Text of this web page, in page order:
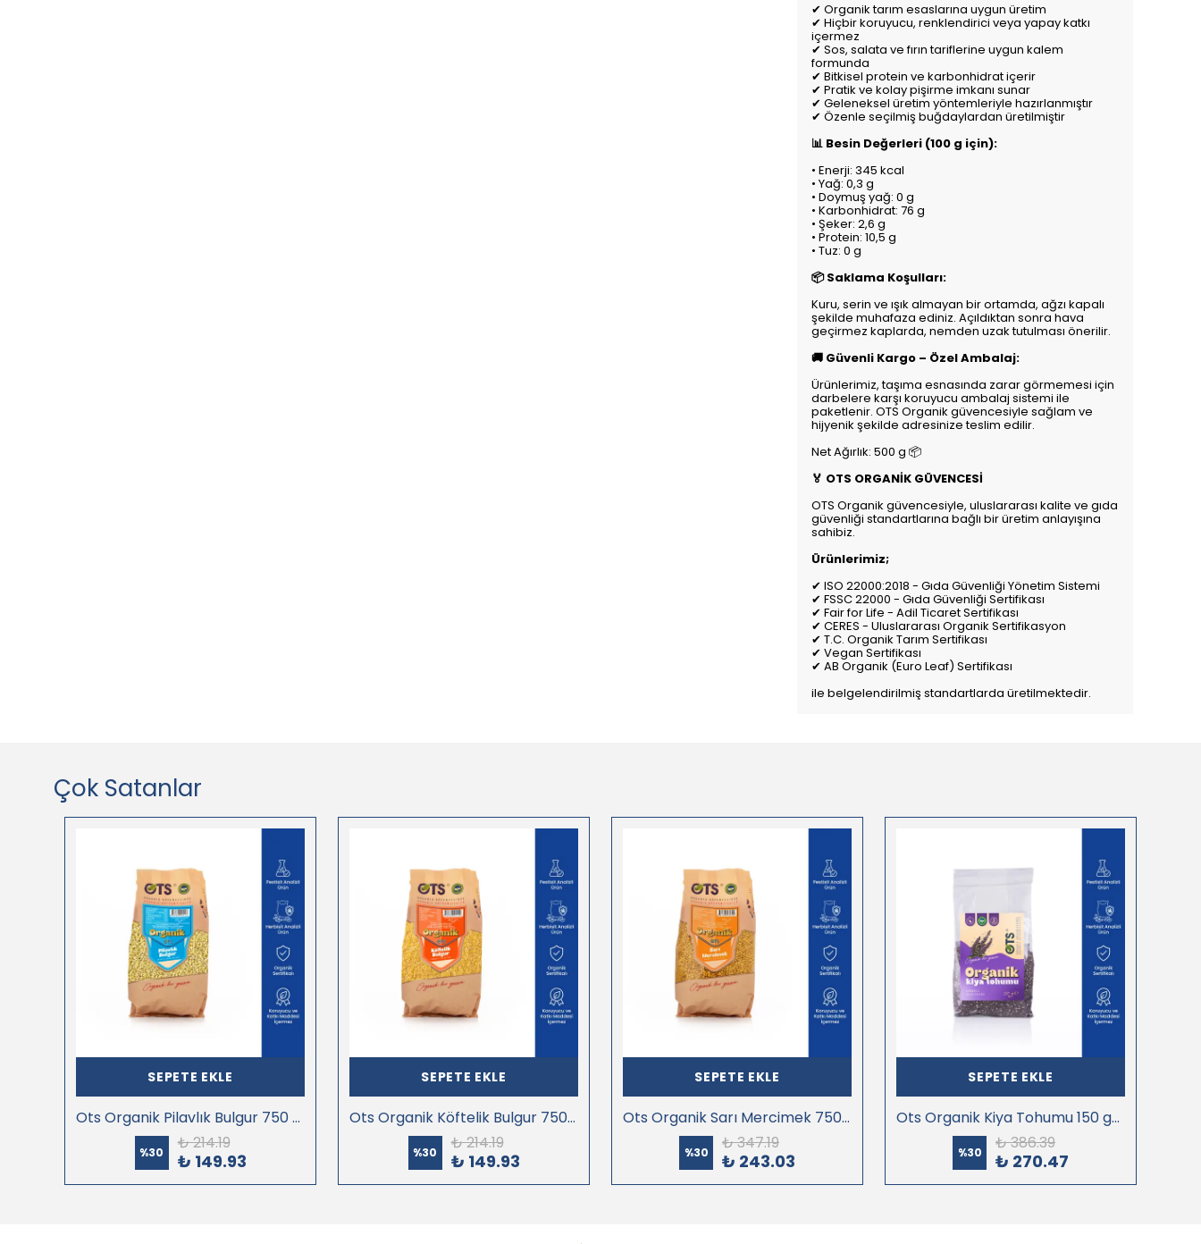
✔ Organik tarım esaslarına uygun üretim
✔ Hiçbir koruyucu, renklendirici veya yapay katkı
içermez
✔ Sos, salata ve fırın tariflerine uygun kalem
formunda
✔ Bitkisel protein ve karbonhidrat içerir
✔ Pratik ve kolay pişirme imkanı sunar
✔ Geleneksel üretim yöntemleriyle hazırlanmıştır
✔ Özenle seçilmiş buğdaylardan üretilmiştir
📊 Besin Değerleri (100 g için):
• Enerji: 345 kcal
• Yağ: 0,3 g
• Doymuş yağ: 0 g
• Karbonhidrat: 76 g
• Şeker: 2,6 g
• Protein: 10,5 g
• Tuz: 0 g
📦 Saklama Koşulları:
Kuru, serin ve ışık almayan bir ortamda, ağzı kapalı
şekilde muhafaza ediniz. Açıldıktan sonra hava
geçirmez kaplarda, nemden uzak tutulması önerilir.
🚚 Güvenli Kargo – Özel Ambalaj:
Ürünlerimiz, taşıma esnasında zarar görmemesi için
darbelere karşı koruyucu ambalaj sistemi ile
paketlenir. OTS Organik güvencesiyle sağlam ve
hijyenik şekilde adresinize teslim edilir.
Net Ağırlık: 500 g 📦
🏅 OTS ORGANİK GÜVENCESİ
OTS Organik güvencesiyle, uluslararası kalite ve gıda
güvenliği standartlarına bağlı bir üretim anlayışına
sahibiz.
Ürünlerimiz;
✔ ISO 22000:2018 - Gıda Güvenliği Yönetim Sistemi
✔ FSSC 22000 - Gıda Güvenliği Sertifikası
✔ Fair for Life - Adil Ticaret Sertifikası
✔ CERES - Uluslararası Organik Sertifikasyon
✔ T.C. Organik Tarım Sertifikası
✔ Vegan Sertifikası
✔ AB Organik (Euro Leaf) Sertifikası
ile belgelendirilmiş standartlarda üretilmektedir.
Çok Satanlar
SEPETE EKLE
Ots Organik Pilavlık Bulgur 750 gr (Organik Sertifikalı, Pestisit Analizli)
%30 ₺ 214.19
₺ 149.93
SEPETE EKLE
Ots Organik Köftelik Bulgur 750 gr (Organik Sertifikalı, Pestisit Analizli)
%30 ₺ 214.19
₺ 149.93
SEPETE EKLE
Ots Organik Sarı Mercimek 750 gr (Organik Sertifikalı, Pestisit Analizli)
%30 ₺ 347.19
₺ 243.03
SEPETE EKLE
Ots Organik Kiya Tohumu 150 gr (Organik Sertifikalı, Pestisit Analizli)
%30 ₺ 386.39
₺ 270.47